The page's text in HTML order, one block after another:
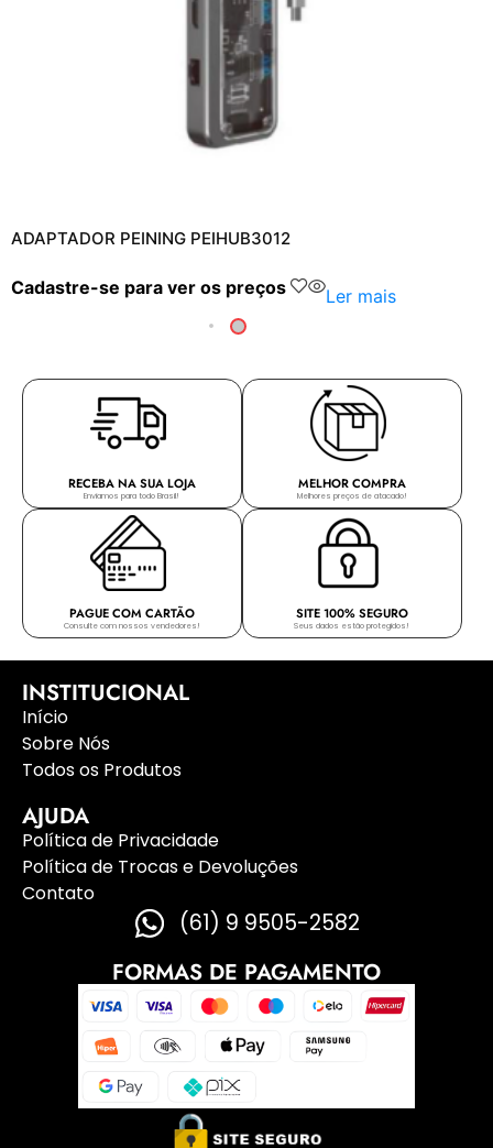
ADAPTADOR PEINING PEIHUB3012
Cadastre-se para ver os preços Ler mais
RECEBA NA SUA LOJA
Enviamos para todo Brasil!
MELHOR COMPRA
Melhores preços de atacado!
PAGUE COM CARTÃO
Consulte com nossos vendedores!
SITE 100% SEGURO
Seus dados estão protegidos!
INSTITUCIONAL
Início
Sobre Nós
Todos os Produtos
AJUDA
Política de Privacidade
Política de Trocas e Devoluções
Contato
(61) 9 9505-2582
FORMAS DE PAGAMENTO